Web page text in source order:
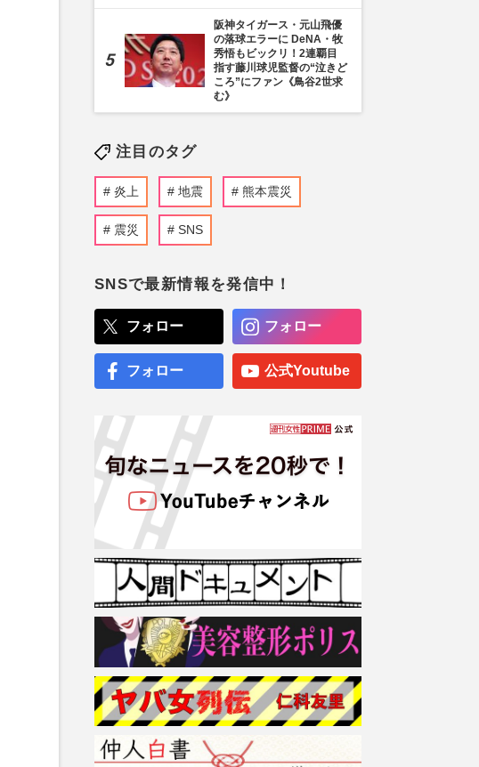
阪神タイガース・元山飛優
の落球エラーに DeNA・牧
秀悟もビックリ！2連覇目
指す藤川球児監督の“泣きど
ころ”にファン《鳥谷2世求
む》
注目のタグ
炎上 地震 熊本震災
震災 SNS
SNSで最新情報を発信中！
フォロー フォロー
フォロー 公式Youtube